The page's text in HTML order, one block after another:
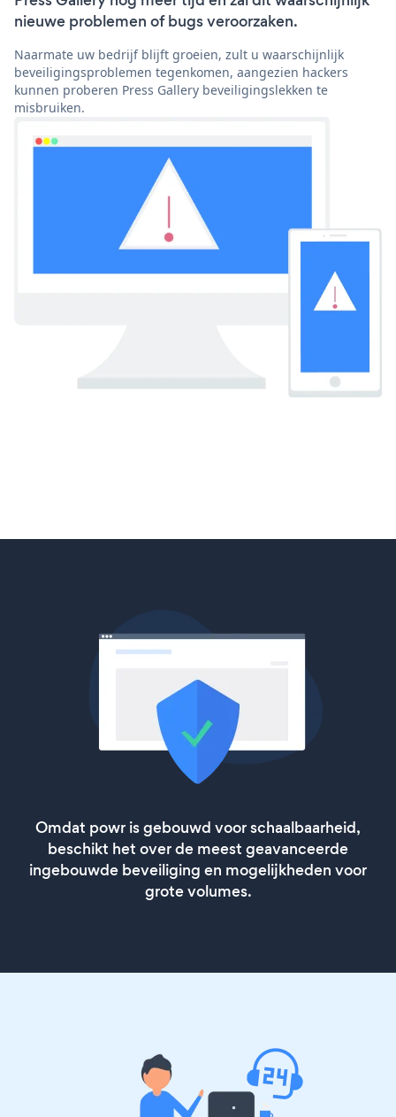
nieuwe problemen of bugs veroorzaken.
Naarmate uw bedrijf blijft groeien, zult u waarschijnlijk
beveiligingsproblemen tegenkomen, aangezien hackers
kunnen proberen Press Gallery beveiligingslekken te
misbruiken.
Omdat powr is gebouwd voor schaalbaarheid,
beschikt het over de meest geavanceerde
ingebouwde beveiliging en mogelijkheden voor
grote volumes.